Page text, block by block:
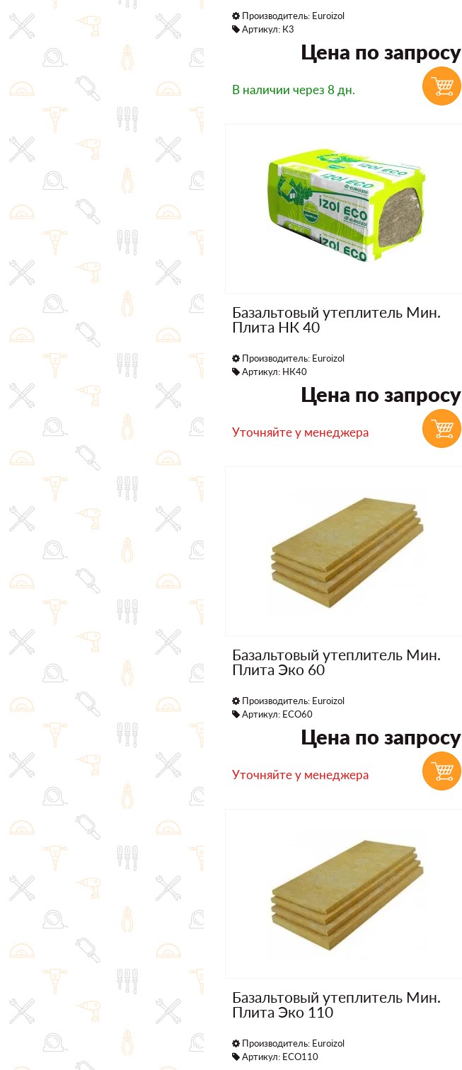
Производитель: Euroizol
Артикул: К3
Цена по запросу
В наличии через 8 дн.
Базальтовый утеплитель Мин.
Плита НК 40
Производитель: Euroizol
Артикул: НК40
Цена по запросу
Уточняйте у менеджера
Базальтовый утеплитель Мин.
Плита Эко 60
Производитель: Euroizol
Артикул: ECO60
Цена по запросу
Уточняйте у менеджера
Базальтовый утеплитель Мин.
Плита Эко 110
Производитель: Euroizol
Артикул: ECO110